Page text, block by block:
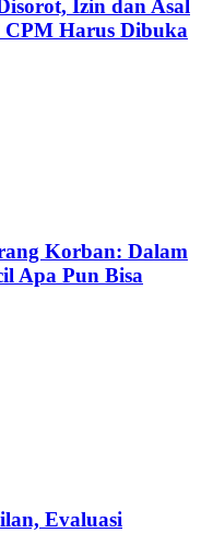
Izin dan Asal
CPM Harus Dibuka
Korban: Dalam
Apa Pun Bisa
Evaluasi